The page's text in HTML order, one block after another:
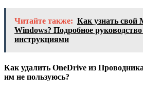
Читайте также: Как узнать свой
Windows? Подробное
инструкциями
Как удалить OneDrive из
им не пользуюсь?